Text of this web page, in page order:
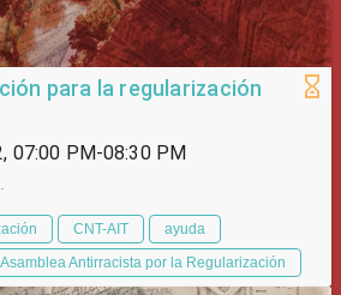
para la regularización
07:00 PM-08:30 PM
CNT-AIT
ayuda
Asamblea Antirracista por la Regularización